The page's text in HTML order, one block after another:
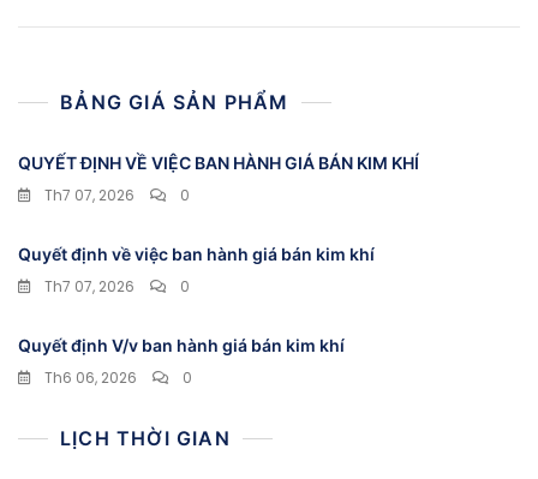
BẢNG GIÁ SẢN PHẨM
QUYẾT ĐỊNH VỀ VIỆC BAN HÀNH GIÁ BÁN KIM KHÍ
Th7 07, 2026
0
Quyết định về việc ban hành giá bán kim khí
Th7 07, 2026
0
Quyết định V/v ban hành giá bán kim khí
Th6 06, 2026
0
LỊCH THỜI GIAN